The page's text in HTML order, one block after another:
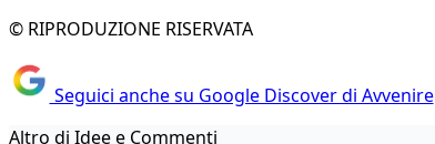
© RIPRODUZIONE RISERVATA
Seguici anche su Google Discover di Avvenire
Altro di Idee e Commenti